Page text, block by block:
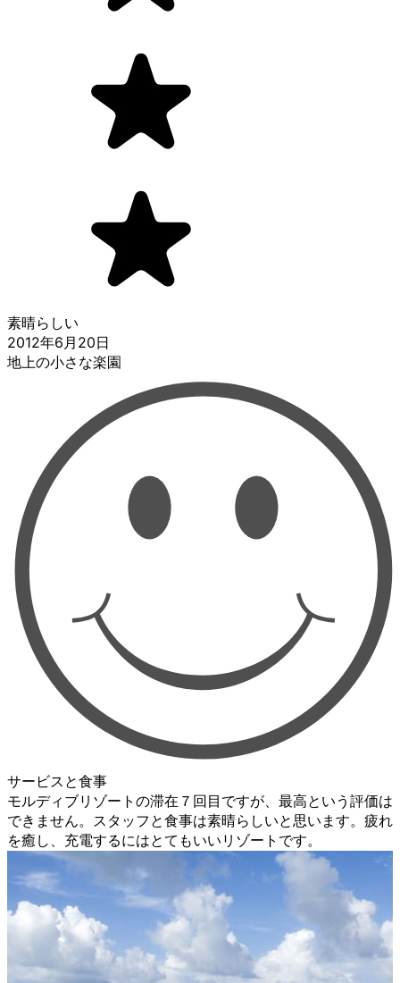
素晴らしい
2012年6月20日
地上の小さな楽園
サービスと食事
モルディブリゾートの滞在７回目ですが、最高という評価は
できません。スタッフと食事は素晴らしいと思います。疲れ
を癒し、充電するにはとてもいいリゾートです。